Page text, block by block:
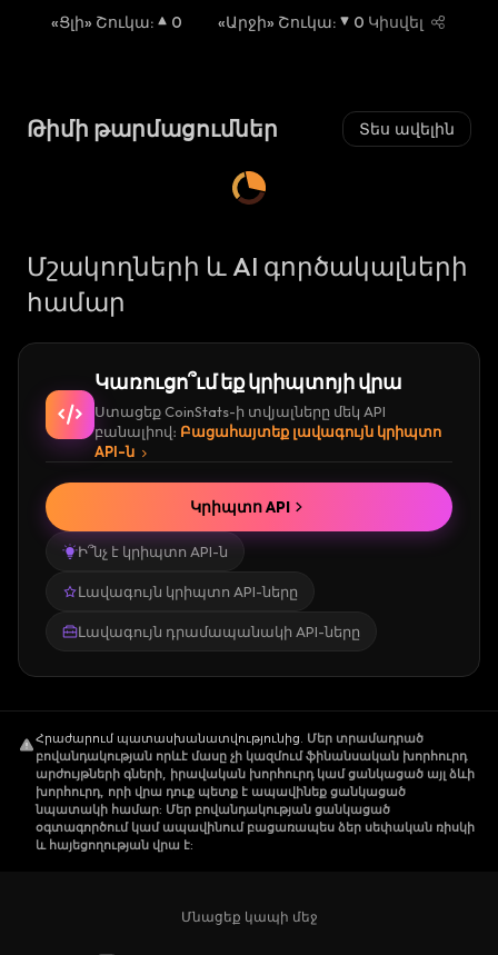
«Ցլի» Շուկա: 0 «Արջի» Շուկա: 0 Կիսվել
Թիմի թարմացումներ Տես ավելին
Մշակողների և AI գործակալների
համար
Կառուցո՞ւմ եք կրիպտոյի վրա
Ստացեք CoinStats-ի տվյալները մեկ API
բանալիով։ Բացահայտեք լավագույն կրիպտո
API-ն
Ի՞նչ է կրիպտո API-ն
Լավագույն կրիպտո API-ները
Լավագույն դրամապանակի API-ները
Կրիպտո API
Հրաժարում պատասխանատվությունից. Մեր տրամադրած
բովանդակության որևէ մասը չի կազմում ֆինանսական խորհուրդ
արժույթների գների, իրավական խորհուրդ կամ ցանկացած այլ ձևի
խորհուրդ, որի վրա դուք պետք է ապավինեք ցանկացած
նպատակի համար: Մեր բովանդակության ցանկացած
օգտագործում կամ ապավինում բացառապես ձեր սեփական ռիսկի
և հայեցողության վրա է:
Մնացեք կապի մեջ